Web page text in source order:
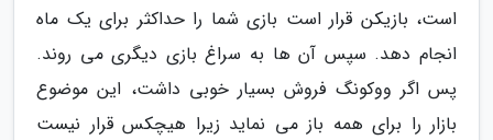
است، بازیکن قرار است بازی شما را حداکثر برای یک ماه
انجام دهد. سپس آن ها به سراغ بازی دیگری می روند.
پس اگر ووکونگ فروش بسیار خوبی داشت، این موضوع
بازار را برای همه باز می نماید زیرا هیچکس قرار نیست